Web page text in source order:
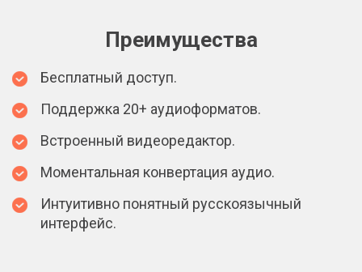
Преимущества
Бесплатный доступ.
Поддержка 20+ аудиоформатов.
Встроенный видеоредактор.
Моментальная конвертация аудио.
Интуитивно понятный русскоязычный
интерфейс.